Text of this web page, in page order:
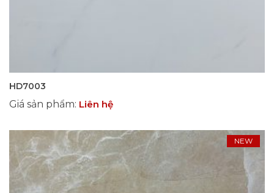
HD7003
Giá sản phẩm: Liên hệ
NEW